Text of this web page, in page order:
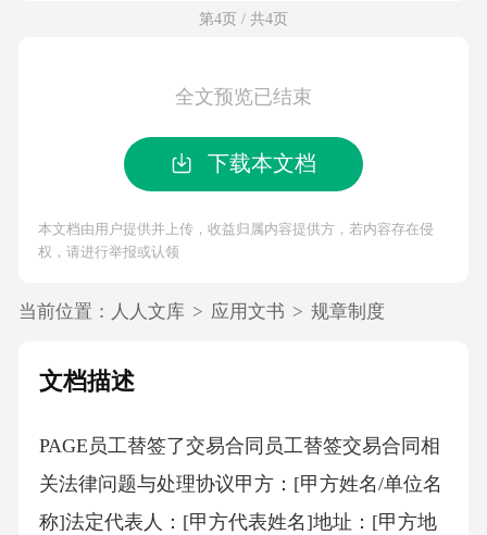
第4页 / 共4页
全文预览已结束
下载本文档
本文档由用户提供并上传，收益归属内容提供方，若内容存在侵
权，请进行举报或认领
当前位置： 人人文库 > 应用文书 > 规章制度
文档描述
PAGE员工替签了交易合同员工替签交易合同相
关法律问题与处理协议甲方：[甲方姓名/单位名
称]法定代表人：[甲方代表姓名]地址：[甲方地